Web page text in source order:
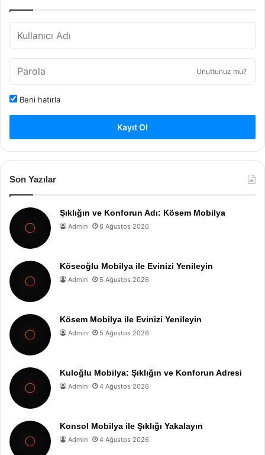
Unuttunuz mu?
Beni hatırla
Kayıt Ol
Son Yazılar
Şıklığın ve Konforun Adı: Kösem Mobilya
Admin 6 Ağustos 2026
Köseoğlu Mobilya ile Evinizi Yenileyin
Admin 5 Ağustos 2026
Kösem Mobilya ile Evinizi Yenileyin
Admin 5 Ağustos 2026
Kuloğlu Mobilya: Şıklığın ve Konforun Adresi
Admin 4 Ağustos 2026
Konsol Mobilya ile Şıklığı Yakalayın
Admin 4 Ağustos 2026